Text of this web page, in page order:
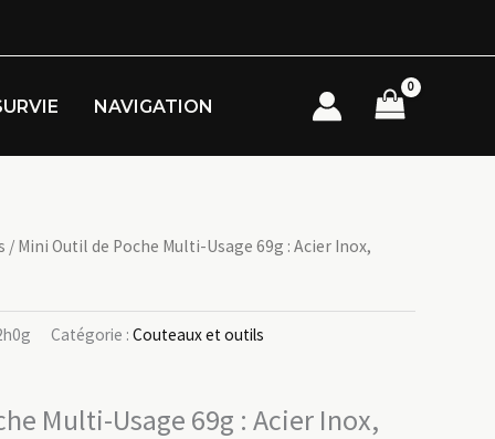
NAVIGATION
/ Mini Outil de Poche Multi-Usage 69g : Acier Inox,
Catégorie : Couteaux et outils
Multi-Usage 69g : Acier Inox,